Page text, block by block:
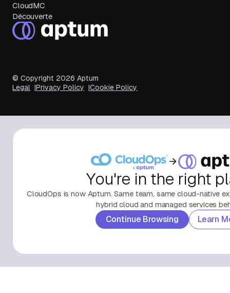
CloudMC
Découverte
© Copyright 2026 Aptum
Legal
Privacy Policy Cookie Policy
You're in the right
CloudOps is now Aptum. Same team, same cloud-native
hybrid cloud and managed services
Continue Browsing Learn